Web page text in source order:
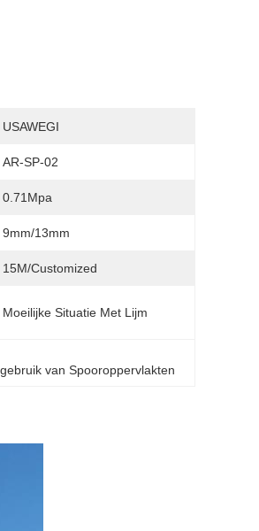
USAWEGI
AR-SP-02
0.71Mpa
9mm/13mm
15M/customized
Moeilijke Situatie Met Lijm
van Spooroppervlakten